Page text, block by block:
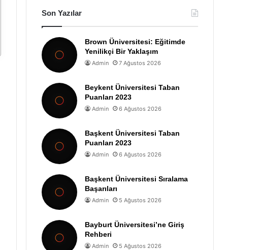
Son Yazılar
Brown Üniversitesi: Eğitimde
Yenilikçi Bir Yaklaşım
Admin 7 Ağustos 2026
Beykent Üniversitesi Taban
Puanları 2023
Admin 6 Ağustos 2026
Başkent Üniversitesi Taban
Puanları 2023
Admin 6 Ağustos 2026
Başkent Üniversitesi Sıralama
Başarıları
Admin 5 Ağustos 2026
Bayburt Üniversitesi’ne Giriş
Rehberi
Admin 5 Ağustos 2026